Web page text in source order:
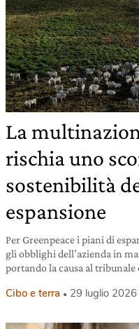
La
rischia uno
sostenibilità
espansione
Per Greenpeace i piani di
gli obblighi dell’azienda in
portando la causa al tribunale
Cibo e terra 29 luglio 2026